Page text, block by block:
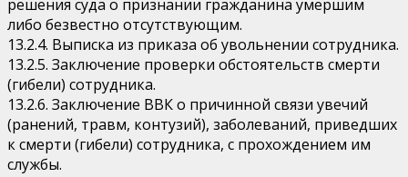
решения суда о признании гражданина умершим
либо безвестно отсутствующим.
13.2.4. Выписка из приказа об увольнении сотрудника.
13.2.5. Заключение проверки обстоятельств смерти
(гибели) сотрудника.
13.2.6. Заключение ВВК о причинной связи увечий
(ранений, травм, контузий), заболеваний, приведших
к смерти (гибели) сотрудника, с прохождением им
службы.